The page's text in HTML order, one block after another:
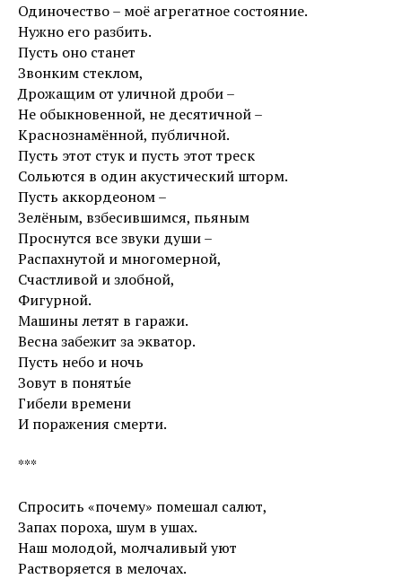
Одиночество – моё агрегатное состояние.
Нужно его разбить.
Пусть оно станет
Звонким стеклом,
Дрожащим от уличной дроби –
Не обыкновенной, не десятичной –
Краснознамённой, публичной.
Пусть этот стук и пусть этот треск
Сольются в один акустический шторм.
Пусть аккордеоном –
Зелёным, взбесившимся, пьяным
Проснутся все звуки души –
Распахнутой и многомерной,
Счастливой и злобной,
Фигурной.
Машины летят в гаражи.
Весна забежит за экватор.
Пусть небо и ночь
Зовут в поняты́е
Гибели времени
И поражения смерти.
***
Спросить «почему» помешал салют,
Запах пороха, шум в ушах.
Наш молодой, молчаливый уют
Растворяется в мелочах.